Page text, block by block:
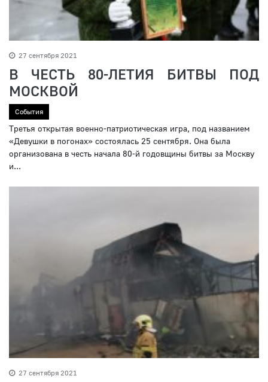
27 сентября 2021
В ЧЕСТЬ 80-ЛЕТИЯ БИТВЫ ПОД
МОСКВОЙ
События
Третья открытая военно-патриотическая игра, под названием
«Девушки в погонах» состоялась 25 сентября. Она была
организована в честь начала 80-й годовщины битвы за Москву
и...
27 сентября 2021